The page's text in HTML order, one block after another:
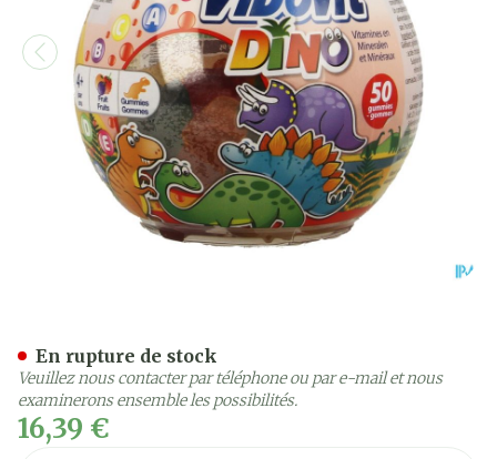
16,39 €
En rupture de stock
Veuillez nous contacter par téléphone ou par e-mail et nous
examinerons ensemble les possibilités.